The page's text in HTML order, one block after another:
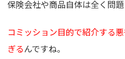
保険会社や商品自体は全く問題
コミッション目的で紹介する
ぎるんですね。